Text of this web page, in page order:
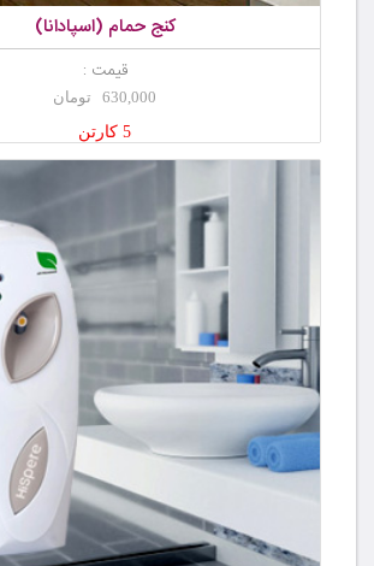
کنج حمام (اسپادانا)
قیمت :
630,000 تومان
5 کارتن